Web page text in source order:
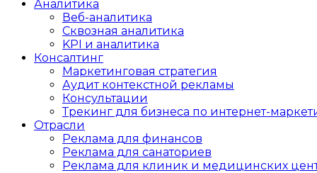
Аналитика
Веб-аналитика
Сквозная аналитика
KPI и аналитика
Консалтинг
Маркетинговая стратегия
Аудит контекстной рекламы
Консультации
Трекинг для бизнеса по интернет-
Отрасли
Реклама для финансов
Реклама для санаториев
Реклама для клиник и медицинских